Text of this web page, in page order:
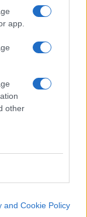
app.
other
and Cookie Policy
nella
Che qui
il
a sberle di
nel
stanno
vere?